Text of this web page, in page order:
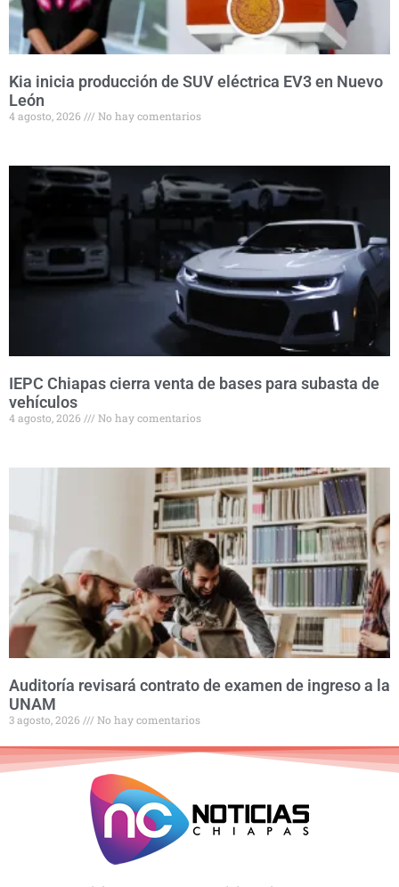
Kia inicia producción de SUV eléctrica EV3 en Nuevo
León
4 agosto, 2026 No hay comentarios
IEPC Chiapas cierra venta de bases para subasta de
vehículos
4 agosto, 2026 No hay comentarios
Auditoría revisará contrato de examen de ingreso a la
UNAM
3 agosto, 2026 No hay comentarios